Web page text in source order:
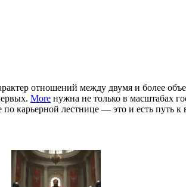
отношений между двумя и более
More нужна не только в масштабах
карьерной лестнице — это и есть путь к